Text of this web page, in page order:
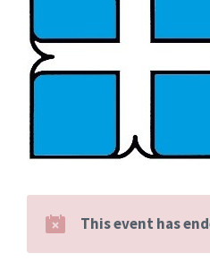
This event has